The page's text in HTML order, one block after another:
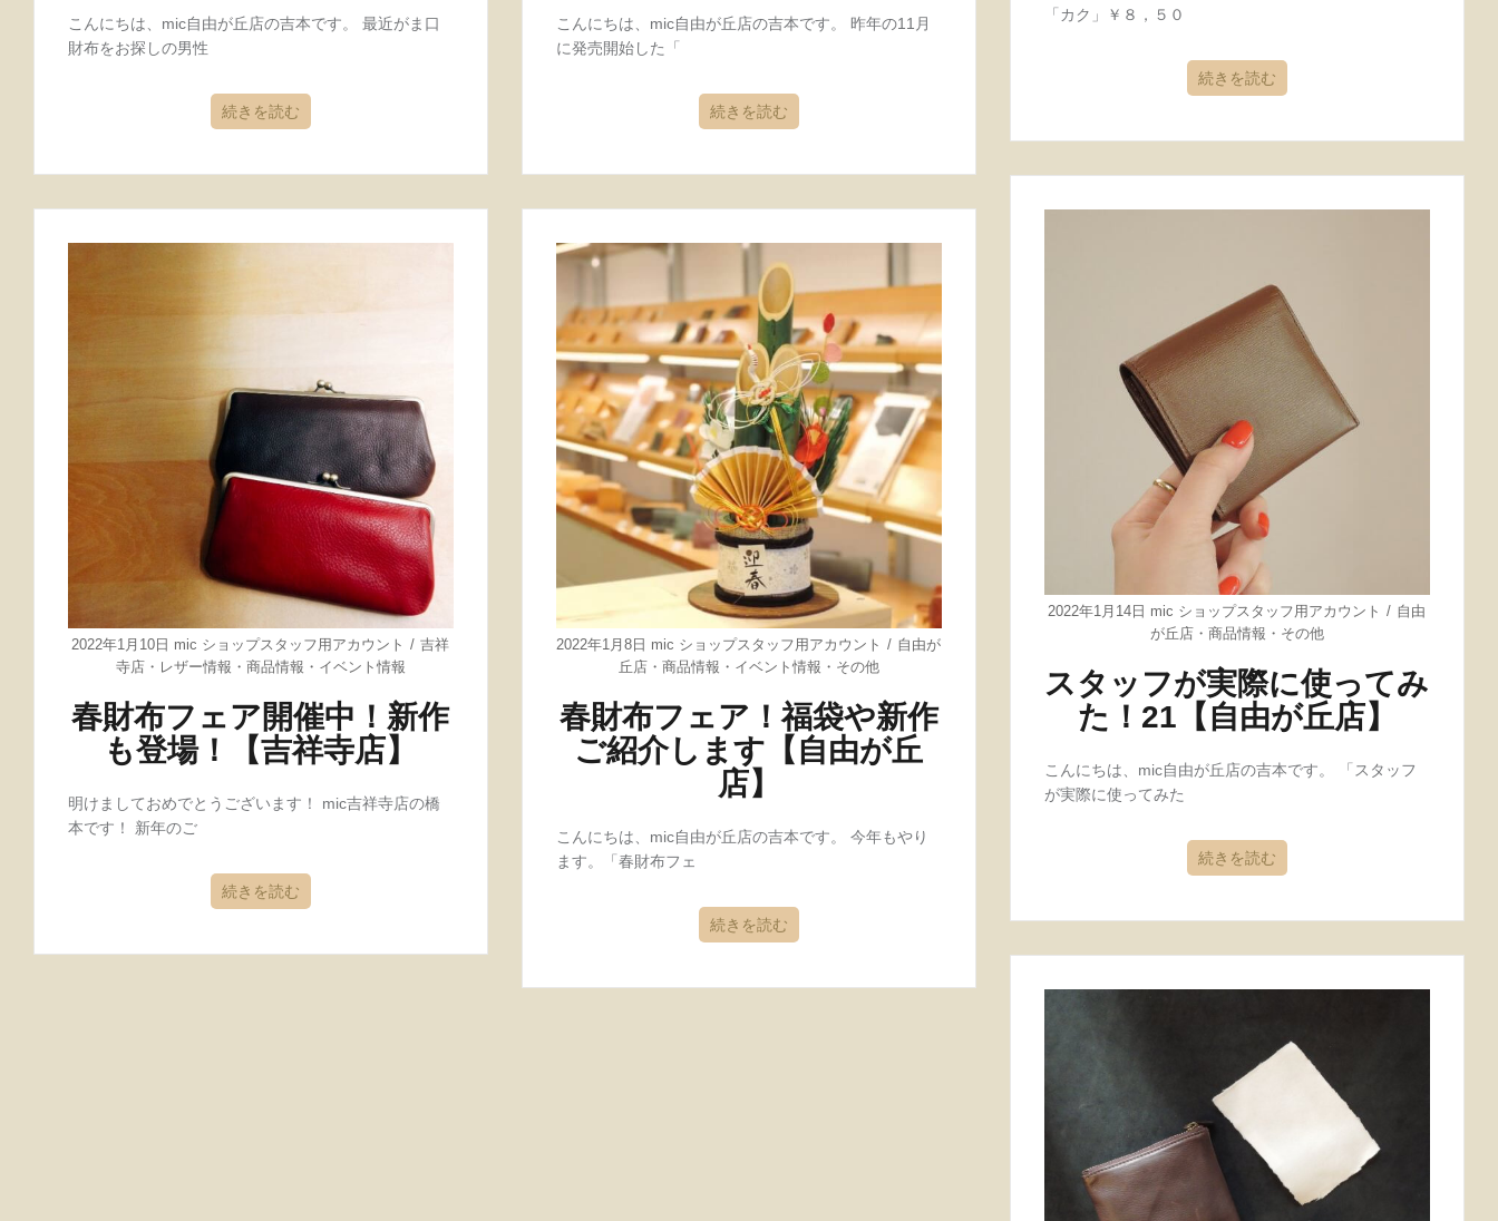
こんにちは、mic自由が丘店の吉本です。 最近がま口
財布をお探しの男性
続きを読む
こんにちは、mic自由が丘店の吉本です。 昨年の11月
に発売開始した「
続きを読む
「カク」￥８，５０
続きを読む
2022年1月14日 mic ショップスタッフ用アカウント
自由
が丘店・ 商品情報 ・ その他
スタッフが実際に使ってみ
た！21【自由が丘店】
こんにちは、mic自由が丘店の吉本です。 「スタッフ
が実際に使ってみた
続きを読む
2022年1月10日 mic ショップスタッフ用アカウント
吉祥
寺店・ レザー情報 ・ 商品情報 ・ イベント情報
春財布フェア開催中！新作
も登場！【吉祥寺店】
明けましておめでとうございます！ mic吉祥寺店の橋
本です！ 新年のご
続きを読む
2022年1月8日 mic ショップスタッフ用アカウント
自由が
丘店・ 商品情報 ・ イベント情報 ・ その他
春財布フェア！福袋や新作
ご紹介します【自由が丘
店】
こんにちは、mic自由が丘店の吉本です。 今年もやり
ます。「春財布フェ
続きを読む